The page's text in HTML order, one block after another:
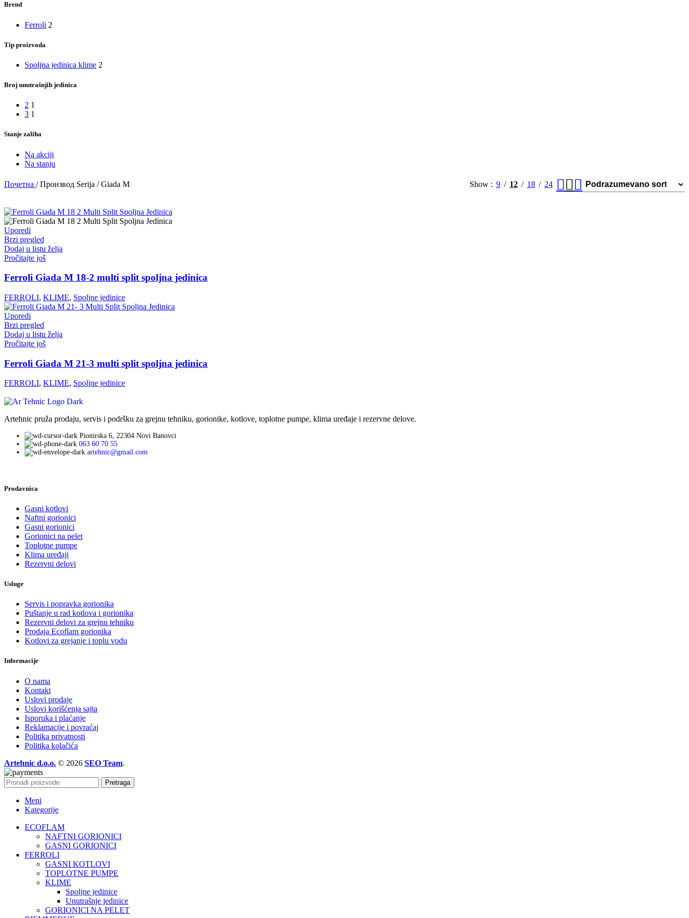
Brend
Ferroli 2
Tip proizvoda
Spoljna jedinica klime 2
Broj unutrašnjih jedinica
2 1
3 1
Stanje zaliha
Na akciji
Na stanju
Почетна / Производ Serija / Giada M Show 9 12 18 24
Uporedi
Brzi pregled
Dodaj u listu želja
Pročitajte još
Ferroli Giada M 18-2 multi split spoljna jedinica
FERROLI, KLIME, Spoljne jedinice
Uporedi
Brzi pregled
Dodaj u listu želja
Pročitajte još
Ferroli Giada M 21-3 multi split spoljna jedinica
FERROLI, KLIME, Spoljne jedinice
Artehnic pruža prodaju, servis i podršku za grejnu tehniku, gorionike, kotlove, toplotne pumpe, klima uređaje i rezervne delove.
Pionirska 6, 22304 Novi Banovci
063 60 70 55
artehnic@gmail.com
Prodavnica
Gasni kotlovi
Naftni gorionici
Gasni gorionici
Gorionici na pelet
Toplotne pumpe
Klima uređaji
Rezervni delovi
Usluge
Servis i popravka gorionika
Puštanje u rad kotlova i gorionika
Rezervni delovi za grejnu tehniku
Prodaja Ecoflam gorionika
Kotlovi za grejanje i toplu vodu
Informacije
O nama
Kontakt
Uslovi prodaje
Uslovi korišćenja sajta
Isporuka i plaćanje
Reklamacije i povraćaj
Politika privatnosti
Politika kolačića
Artehnic d.o.o. © 2026 SEO Team.
Pretraga
Meni
Kategorije
ECOFLAM
NAFTNI GORIONICI
GASNI GORIONICI
FERROLI
GASNI KOTLOVI
TOPLOTNE PUMPE
KLIME
Spoljne jedinice
Unutrašnje jedinice
GORIONICI NA PELET